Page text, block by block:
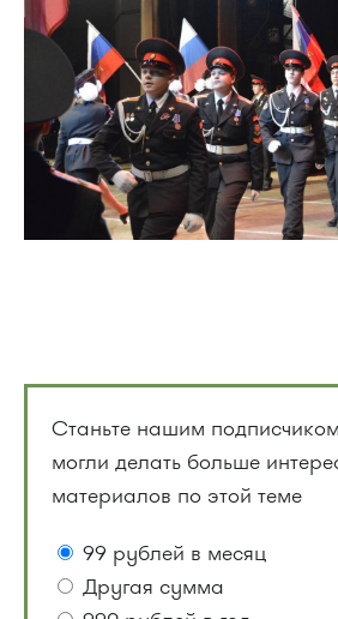
Станьте нашим
могли делать больше
материалов по этой теме
99 рублей в месяц
Другая сумма